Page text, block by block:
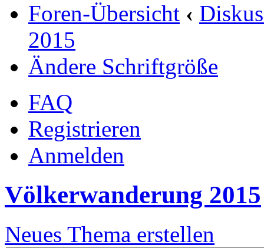
Foren-Übersicht ‹
2015
Ändere Schriftgröße
FAQ
Registrieren
Anmelden
Völkerwanderung 2015
Neues Thema erstellen